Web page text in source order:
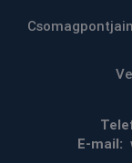
E-mail: